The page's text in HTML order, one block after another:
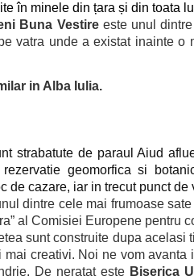
în minele din țara și din toata
Buna Vestire este unul
vatra unde a existat inainte
in Alba Iulia.
strabatute de paraul Aiud
rezervatie geomorfica si
de cazare, iar in trecut punct
dintre cele mai frumoase
al Comisiei Europene pentru
sunt construite dupa
mai creativi. Noi ne vom
De neratat este Biserica